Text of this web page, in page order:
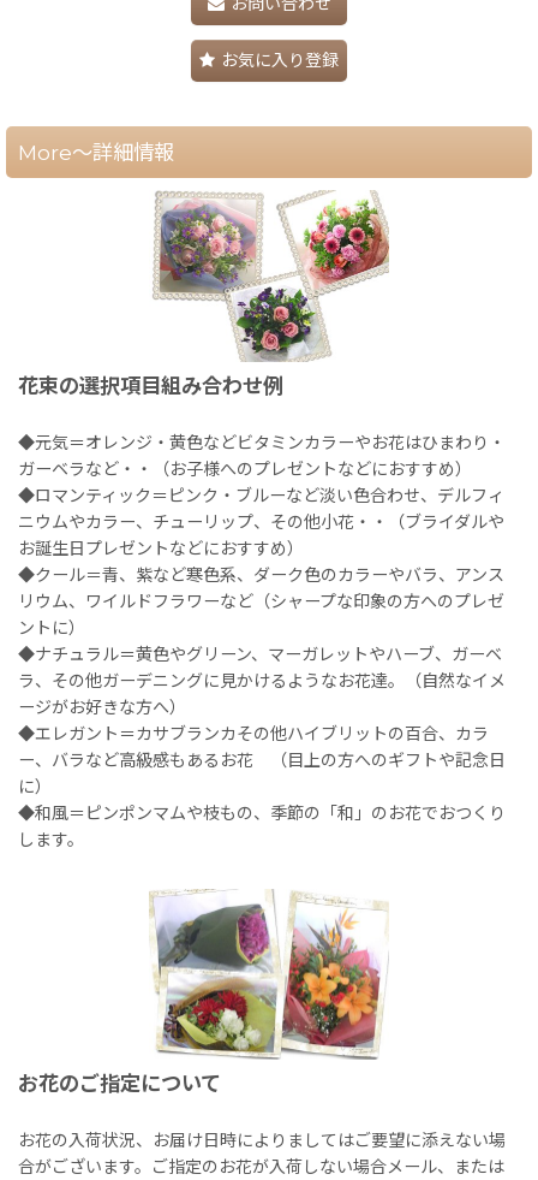
お気に入り登録
More～詳細情報
花束の選択項目組み合わせ例
◆元気＝オレンジ・黄色などビタミンカラーやお花はひまわり・
ガーベラなど・・（お子様へのプレゼントなどにおすすめ）
◆ロマンティック＝ピンク・ブルーなど淡い色合わせ、デルフィ
ニウムやカラー、チューリップ、その他小花・・（ブライダルや
お誕生日プレゼントなどにおすすめ）
◆クール＝青、紫など寒色系、ダーク色のカラーやバラ、アンス
リウム、ワイルドフラワーなど（シャープな印象の方へのプレゼ
ントに）
◆ナチュラル＝黄色やグリーン、マーガレットやハーブ、ガーベ
ラ、その他ガーデニングに見かけるようなお花達。（自然なイメ
ージがお好きな方へ）
◆エレガント＝カサブランカその他ハイブリットの百合、カラ
ー、バラなど高級感もあるお花 （目上の方へのギフトや記念日
に）
◆和風＝ピンポンマムや枝もの、季節の「和」のお花でおつくり
します。
お花のご指定について
お花の入荷状況、お届け日時によりましてはご要望に添えない場
合がございます。ご指定のお花が入荷しない場合メール、または